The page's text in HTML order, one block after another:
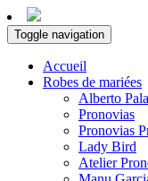
Toggle navigation
Accueil
Robes de mariées
Alberto
Pronovias
Pronovias
Lady Bird
Atelier